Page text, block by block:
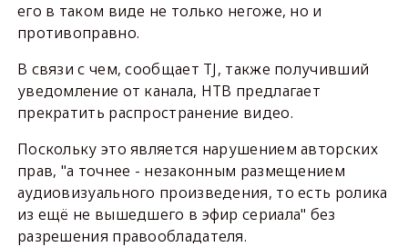
его в таком виде не только негоже, но и
противоправно.
В связи с чем, сообщает TJ, также получивший
уведомление от канала, НТВ предлагает
прекратить распространение видео.
Поскольку это является нарушением авторских
прав, "а точнее - незаконным размещением
аудиовизуального произведения, то есть ролика
из ещё не вышедшего в эфир сериала" без
разрешения правообладателя.